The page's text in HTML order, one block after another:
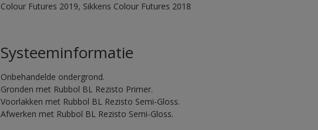
Colour Futures 2019, Sikkens Colour Futures 2018
Systeeminformatie
Onbehandelde ondergrond.
Gronden met Rubbol BL Rezisto Primer.
Voorlakken met Rubbol BL Rezisto Semi-Gloss.
Afwerken met Rubbol BL Rezisto Semi-Gloss.